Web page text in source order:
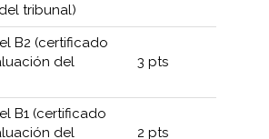
tribunal)
B2 (certificado
del
3 pts
B1 (certificado
del
2 pts